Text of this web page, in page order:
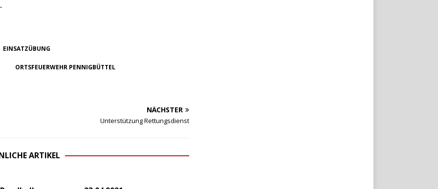
EINSATZÜBUNG
ORTSFEUERWEHR PENNIGBÜTTEL
NÄCHSTER
Unterstützung Rettungsdienst
ARTIKEL